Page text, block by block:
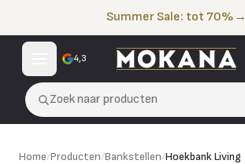
Summer Sale: tot 70% →
4,3
Zoek naar producten
Home/Producten/Bankstellen/Hoekbank Living